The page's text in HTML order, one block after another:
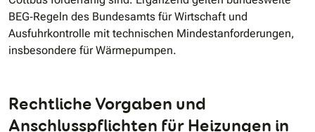
BEG‐Regeln des Bundesamts für Wirtschaft und
Ausfuhrkontrolle mit technischen Mindestanforderungen,
insbesondere für Wärmepumpen.
Rechtliche Vorgaben und
Anschlusspflichten für Heizungen in